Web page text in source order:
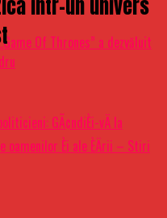
Of Thrones” a dezvăluit
GÃ¢ndiÈi-vÄ la
Èi ale ÈÄrii – Stiri
intr-un univers